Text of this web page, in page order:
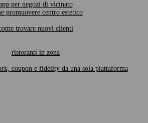
per negozi di vicinato
promuovere centro estetico
trovare nuovi clienti
ristoranti in zona
coupon e fidelity da una sola piattaforma